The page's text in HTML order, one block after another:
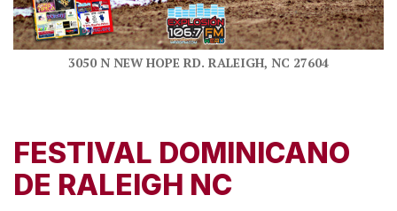
3050 N NEW HOPE RD. RALEIGH, NC 27604
FESTIVAL DOMINICANO
DE RALEIGH NC